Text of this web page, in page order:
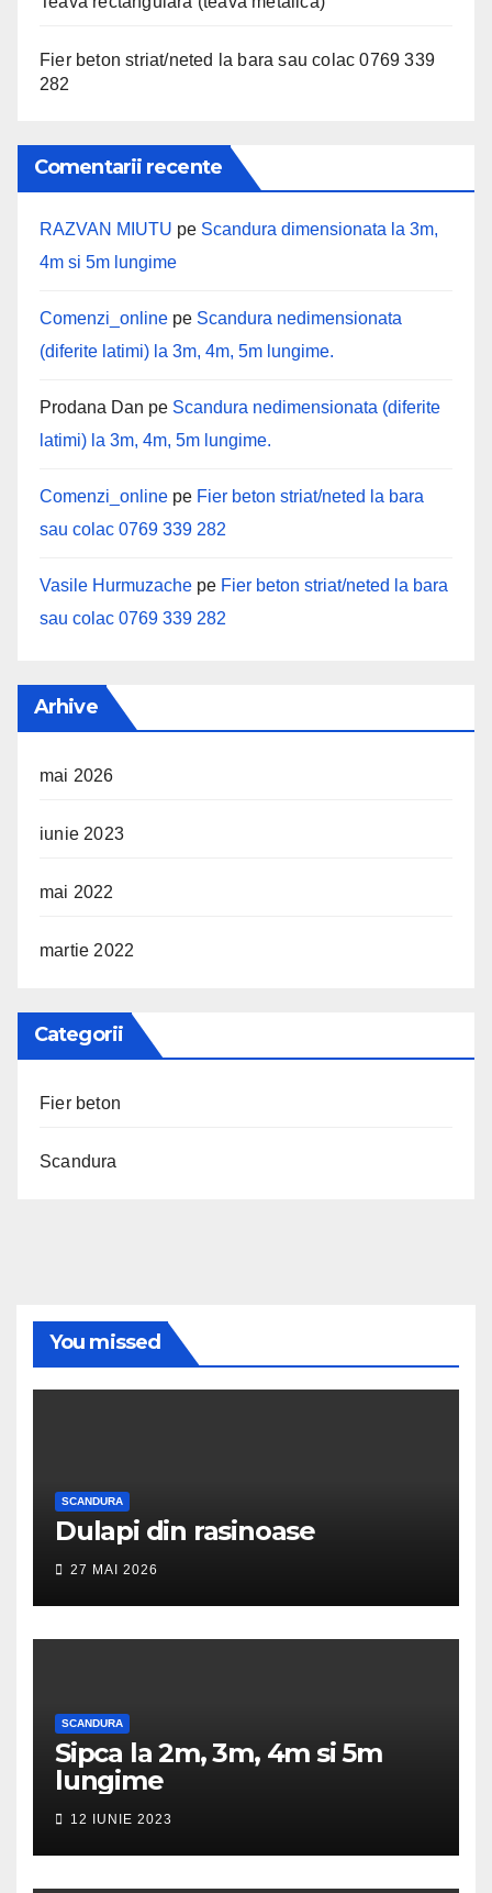
Fier beton striat/neted la bara sau colac 0769 339
282
Comentarii recente
RAZVAN MIUTU pe Scandura dimensionata la 3m,
4m si 5m lungime
Comenzi_online pe Scandura nedimensionata
(diferite latimi) la 3m, 4m, 5m lungime.
Prodana Dan pe Scandura nedimensionata (diferite
latimi) la 3m, 4m, 5m lungime.
Comenzi_online pe Fier beton striat/neted la bara
sau colac 0769 339 282
Vasile Hurmuzache pe Fier beton striat/neted la bara
sau colac 0769 339 282
Arhive
mai 2026
iunie 2023
mai 2022
martie 2022
Categorii
Fier beton
Scandura
You missed
SCANDURA
Dulapi din rasinoase
27 MAI 2026
SCANDURA
Sipca la 2m, 3m, 4m si 5m
lungime
12 IUNIE 2023